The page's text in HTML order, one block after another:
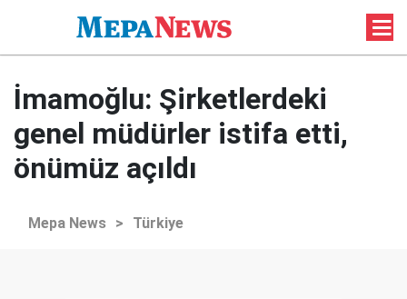
İmamoğlu: Şirketlerdeki
genel müdürler istifa etti,
önümüz açıldı
Mepa News > Türkiye